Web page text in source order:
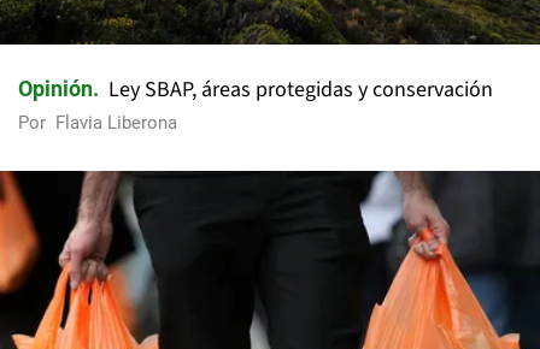
Opinión Ley SBAP, áreas protegidas y conservación
Por Flavia Liberona